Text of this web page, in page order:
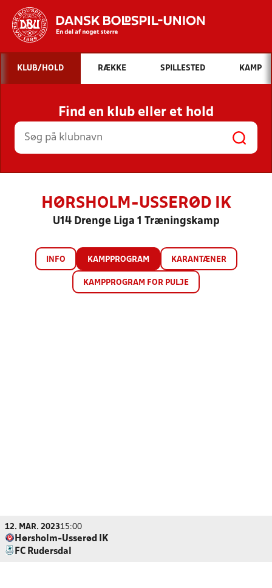
Hvad vil du søge efter?
INDHOLD OG NYHEDER
STILLINGER, RESULTATER, KLUBBER OG
HOLD
KLUB/HOLD RÆKKE SPILLESTED KAMP
Find en klub eller et hold
HØRSHOLM-USSERØD IK
U14 Drenge Liga 1 Træningskamp
INFO KAMPPROGRAM KARANTÆNER
KAMPPROGRAM FOR PULJE
12. MAR. 202315:00
Hørsholm-Usserød IK
FC Rudersdal